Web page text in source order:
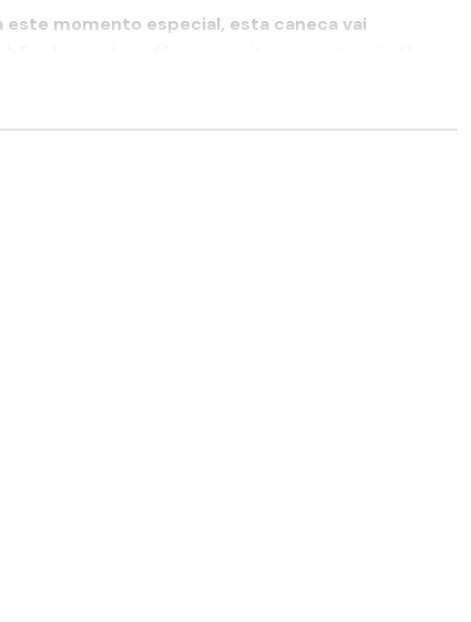
momento especial, esta caneca vai
se preparado para ser o melhor pai que